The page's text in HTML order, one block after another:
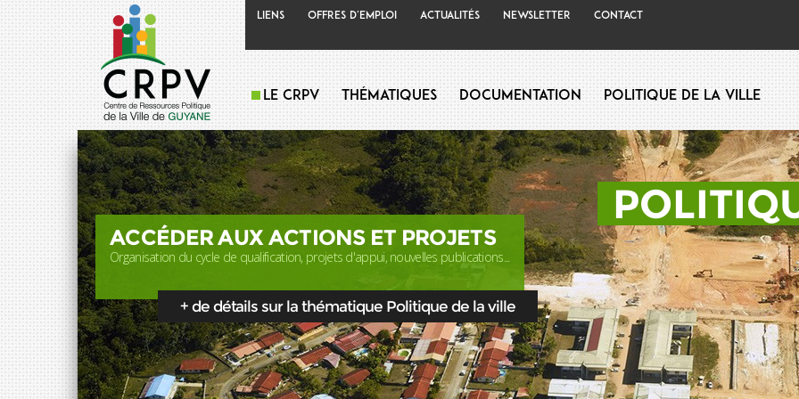
Liens Offres d'emploi Actualités Newsletter Contact
Le CRPV Thématiques Documentation Politique de la Ville
ACCÉDER AUX ACTIONS ET PROJETS
Organisation du cycle de qualification, projets d'appui, nouvelles publications...
+ de détails sur la thématique Politique de la ville